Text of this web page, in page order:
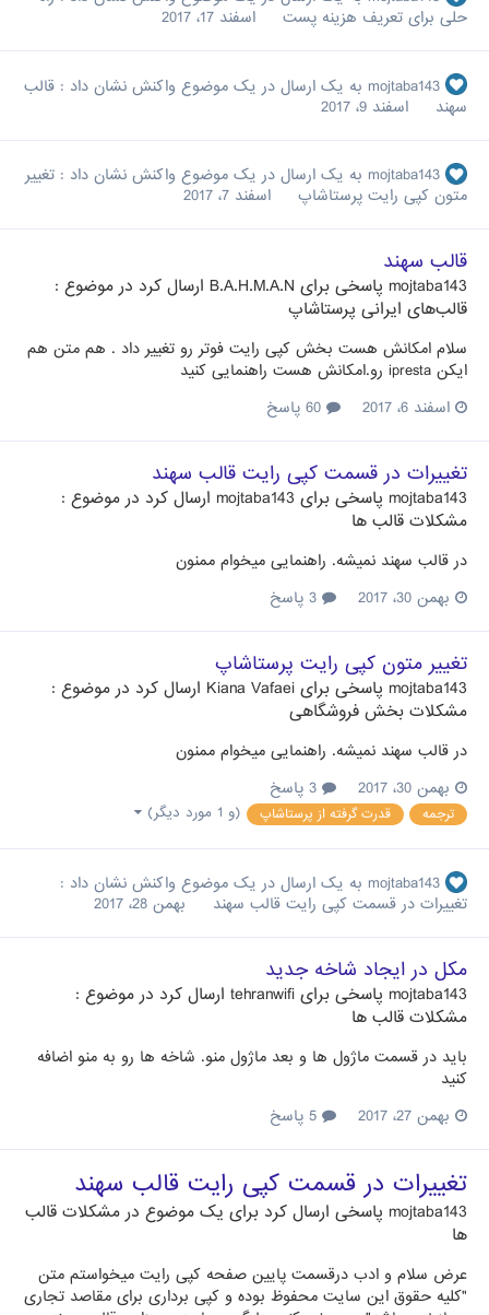
حلی برای تعریف هزینه پست
اسفند 17، 2017
mojtaba143 به یک ارسال در یک موضوع واکنش نشان داد : قالب
سهند
اسفند 9، 2017
mojtaba143 به یک ارسال در یک موضوع واکنش نشان داد : تغییر
متون کپی رایت پرستاشاپ
اسفند 7، 2017
قالب سهند
mojtaba143 پاسخی برای B.A.H.M.A.N ارسال کرد در موضوع :
قالب‌های ایرانی پرستاشاپ
سلام امکانش هست بخش کپی رایت فوتر رو تغییر داد . هم متن هم
ایکن ipresta رو.امکانش هست راهنمایی کنید
اسفند 6، 2017
تغییرات در قسمت کپی رایت قالب سهند
mojtaba143 پاسخی برای mojtaba143 ارسال کرد در موضوع :
مشکلات قالب ها
در قالب سهند نمیشه. راهنمایی میخوام ممنون
بهمن 30، 2017
تغییر متون کپی رایت پرستاشاپ
mojtaba143 پاسخی برای Kiana Vafaei ارسال کرد در موضوع :
مشکلات بخش فروشگاهی
در قالب سهند نمیشه. راهنمایی میخوام ممنون
بهمن 30، 2017
ترجمه قدرت گرفته از پرستاشاپ (و 1 مورد دیگر)
mojtaba143 به یک ارسال در یک موضوع واکنش نشان داد :
تغییرات در قسمت کپی رایت قالب سهند
بهمن 28، 2017
مکل در ایجاد شاخه جدید
mojtaba143 پاسخی برای tehranwifi ارسال کرد در موضوع :
مشکلات قالب ها
باید در قسمت ماژول ها و بعد ماژول منو. شاخه ها رو به منو اضافه
کنید
بهمن 27، 2017
تغییرات در قسمت کپی رایت قالب سهند
mojtaba143 پاسخی ارسال کرد برای یک موضوع در مشکلات قالب
ها
عرض سلام و ادب درقسمت پایین صفحه کپی رایت میخواستم متن
"کلیه حقوق این سایت محفوظ بوده و کپی برداری برای مقاصد تجاری